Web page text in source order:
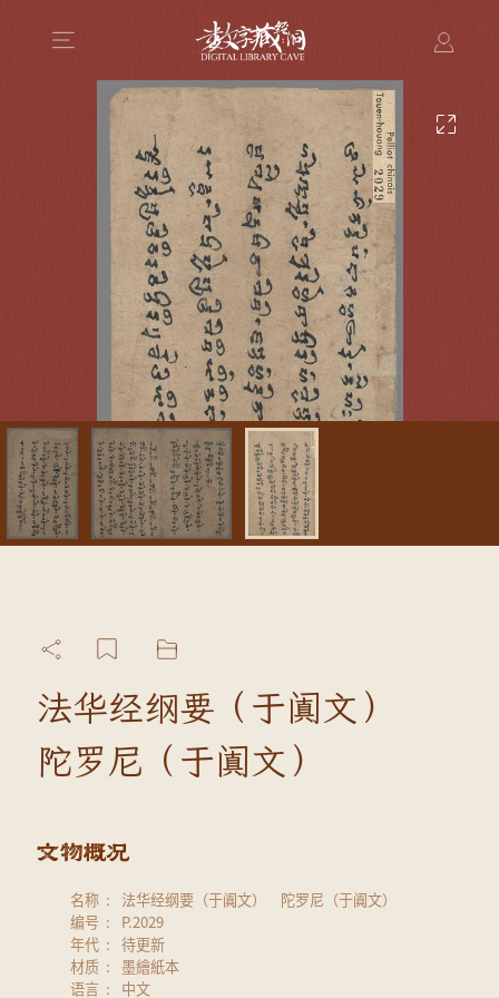
法华经纲要（于阗文）
陀罗尼（于阗文）
名称
法华经纲要（于阗文） 陀罗尼（于阗文）
编号
P.2029
年代
待更新
材质
墨繪紙本
语言
中文